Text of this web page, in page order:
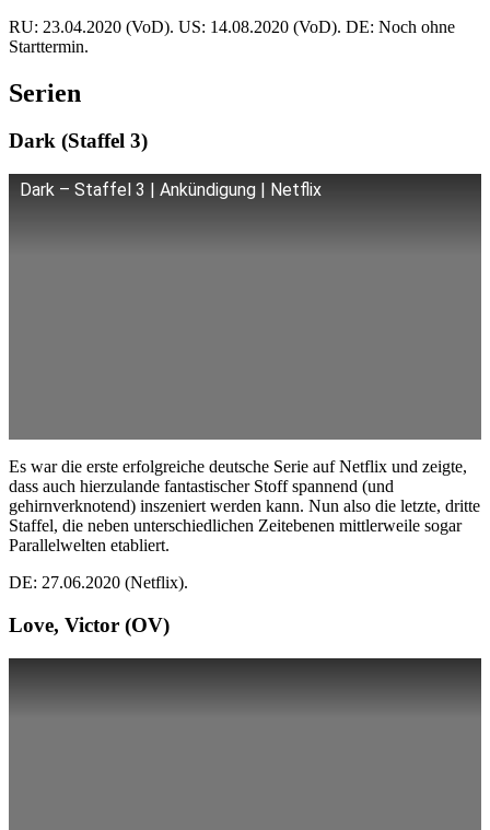
RU: 23.04.2020 (VoD). US: 14.08.2020 (VoD). DE: Noch ohne
Starttermin.
Serien
Dark (Staffel 3)
Dark – Staffel 3 | Ankündigung | Netflix
Es war die erste erfolgreiche deutsche Serie auf Netflix und zeigte,
dass auch hierzulande fantastischer Stoff spannend (und
gehirnverknotend) inszeniert werden kann. Nun also die letzte, dritte
Staffel, die neben unterschiedlichen Zeitebenen mittlerweile sogar
Parallelwelten etabliert.
DE: 27.06.2020 (Netflix).
Love, Victor (OV)